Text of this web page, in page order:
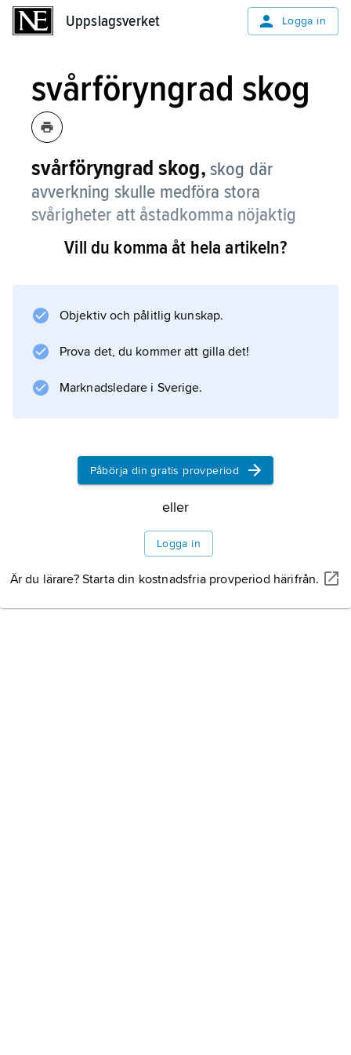
Uppslagsverket Logga in
svårföryngrad skog
svårföryngrad skog, skog där
avverkning skulle medföra stora
svårigheter att åstadkomma nöjaktig
föryngring, i Sverige främst skog på
Öland och Gotland, fjällnära skog samt
flygsand längs kusten i södra Sverige.
Vill du komma åt hela artikeln?
Objektiv och pålitlig kunskap.
Prova det, du kommer att gilla det!
Marknadsledare i Sverige.
Påbörja din gratis provperiod
eller
Logga in
Är du lärare? Starta din kostnadsfria provperiod härifrån.